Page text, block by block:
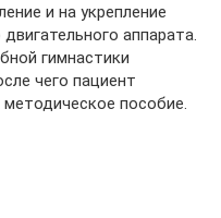
и на укрепление
аппарата.
гимнастики
чего пациент
пособие.